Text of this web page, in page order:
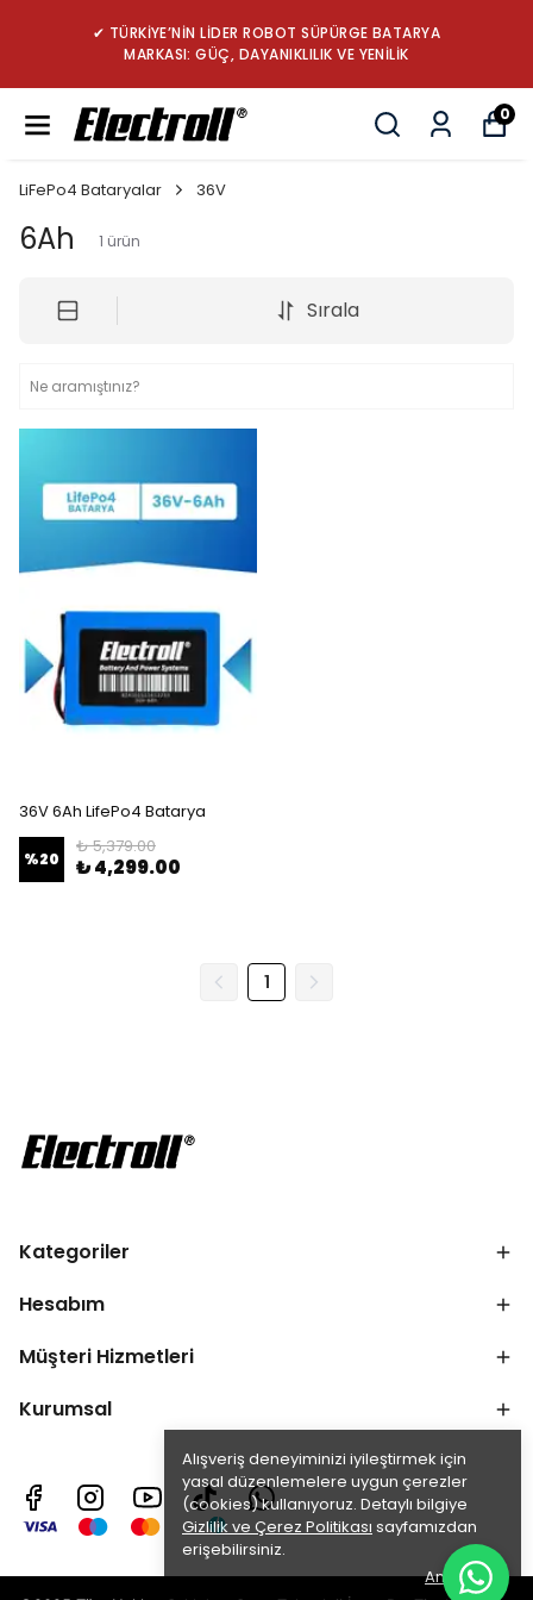
✔ TÜRKİYE’NİN LİDER ROBOT SÜPÜRGE BATARYA
MARKASI: GÜÇ, DAYANIKLILIK VE YENİLİK
0
Alışveriş deneyiminizi iyileştirmek için
yasal düzenlemelere uygun çerezler
(cookies) kullanıyoruz. Detaylı bilgiye
Gizlilik ve Çerez Politikası sayfamızdan
erişebilirsiniz.
Anladım
LiFePo4 Bataryalar 36V
6Ah 1 ürün
Sırala
36V 6Ah LifePo4 Batarya
%20
₺ 5,379.00
₺ 4,299.00
1
Kategoriler
Hesabım
Müşteri Hizmetleri
Kurumsal